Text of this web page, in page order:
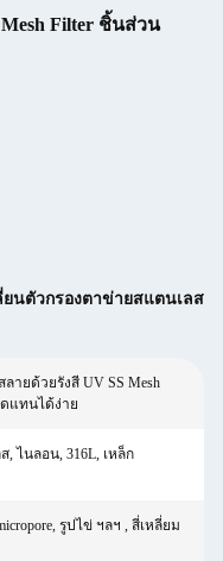
Filter ชิ้นส่วน
ยนตัวกรองตาข่ายสแตนเลส
ายด้วยรังสี UV SS Mesh
แทนได้ง่าย
, ไนลอน, 316L, เหล็ก
รูปไข่ ฯลฯ , สี่เหลี่ยม